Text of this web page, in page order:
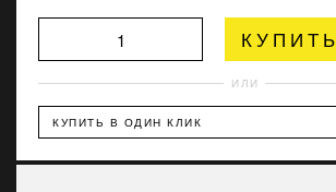
КУПИТЬ
ИЛИ
КУПИТЬ В ОДИН КЛИК